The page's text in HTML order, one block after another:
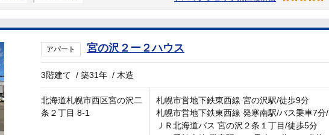
アパート 宮の沢２ー２ハウス
3階建て /築31年 / 木造
北海道札幌市西区宮の沢二
条２丁目 8-1
札幌市営地下鉄東西線 宮の沢駅/徒歩9分
札幌市営地下鉄東西線 発寒南駅/バス乗車7分/
ＪＲ北海道バス 宮の沢２条１丁目/徒歩5分